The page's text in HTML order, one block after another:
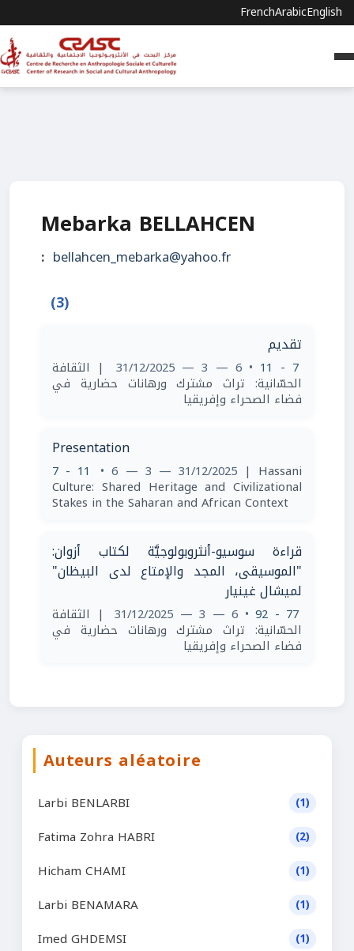
FrenchArabicEnglish
Mebarka BELLAHCEN
: bellahcen_mebarka@yahoo.fr
(3)
تقديم
7 - 11
• 6 — 3 — 31/12/2025 | اﻟﺜﻘﺎﻓﺔ
اﻟﺤﺴّاﻧﻴﺔ: ﺗﺮاث ﻣﺸﺘﺮك ورﻫﺎﻧﺎت ﺣﻀﺎرﻳﺔ ﻓﻲ
ﻓﻀﺎء اﻟﺼﺤﺮاء وإﻓﺮﻳﻘﻴﺎ
Presentation
7 - 11 • 6 — 3 — 31/12/2025 | Hassani
Culture: Shared Heritage and Civilizational
Stakes in the Saharan and African Context
قراءة سوسيو-أنثروبولوجيَّة لكتاب أزوان:
"الموسيقى، المجد والإمتاع لدى البيظان"
لميشال غينيار
77 - 92
• 6 — 3 — 31/12/2025 | اﻟﺜﻘﺎﻓﺔ
اﻟﺤﺴّاﻧﻴﺔ: ﺗﺮاث ﻣﺸﺘﺮك ورﻫﺎﻧﺎت ﺣﻀﺎرﻳﺔ ﻓﻲ
ﻓﻀﺎء اﻟﺼﺤﺮاء وإﻓﺮﻳﻘﻴﺎ
Auteurs aléatoire
Larbi BENLARBI (1)
Fatima Zohra HABRI (2)
Hicham CHAMI (1)
Larbi BENAMARA (1)
Imed GHDEMSI (1)